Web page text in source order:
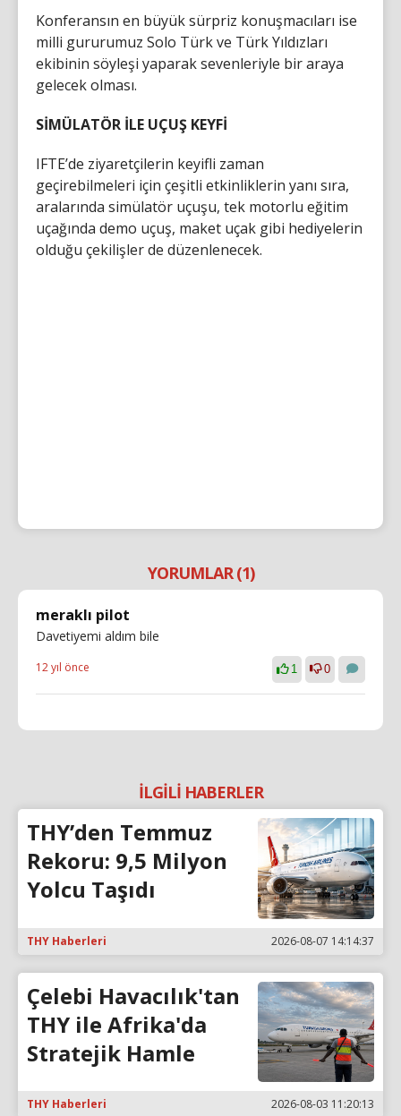
Konferansın en büyük sürpriz konuşmacıları ise
milli gururumuz Solo Türk ve Türk Yıldızları
ekibinin söyleşi yaparak sevenleriyle bir araya
gelecek olması.
SİMÜLATÖR İLE UÇUŞ KEYFİ
IFTE’de ziyaretçilerin keyifli zaman
geçirebilmeleri için çeşitli etkinliklerin yanı sıra,
aralarında simülatör uçuşu, tek motorlu eğitim
uçağında demo uçuş, maket uçak gibi hediyelerin
olduğu çekilişler de düzenlenecek.
YORUMLAR (1)
meraklı pilot
Davetiyemi aldım bile
12 yıl önce 1 0
İLGİLİ HABERLER
THY’den Temmuz
Rekoru: 9,5 Milyon
Yolcu Taşıdı
THY Haberleri 2026-08-07 14:14:37
Çelebi Havacılık'tan
THY ile Afrika'da
Stratejik Hamle
THY Haberleri 2026-08-03 11:20:13